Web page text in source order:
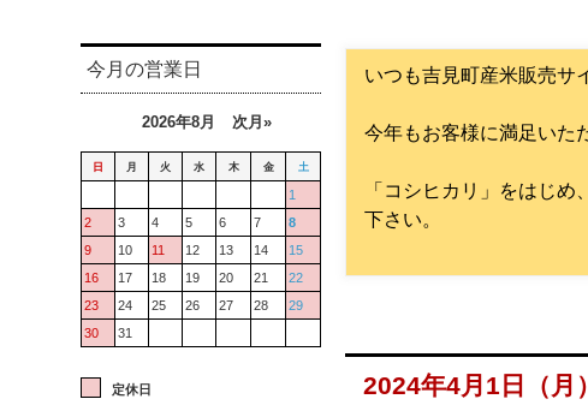
今月の営業日
2026年8月 次月»
日 月 火 水 木 金 土
1
2
3 4 5 6 7
8
9
10 11 12 13 14
15
16
17 18 19 20 21
22
23
24 25 26 27 28
29
30
31
定休日
いつも吉見町産米販売サ
今年もお客様に満足いた
「コシヒカリ」をはじ
下さい。
2024年4月1日（月